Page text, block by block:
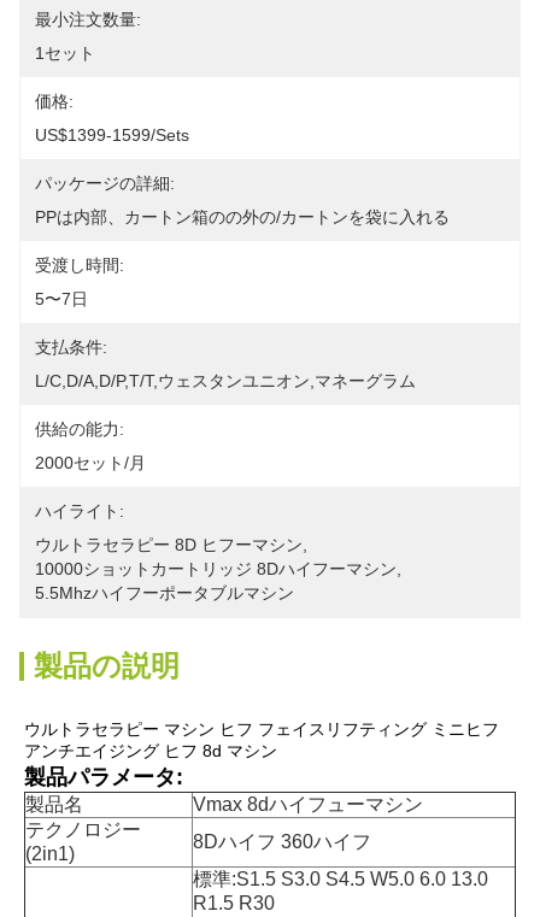
最小注文数量:
1セット
価格:
US$1399-1599/sets
パッケージの詳細:
PPは内部、カートン箱のの外の/カートンを袋に入れる
受渡し時間:
5〜7日
支払条件:
L/C,D/A,D/P,T/T,ウェスタンユニオン,マネーグラム
供給の能力:
2000セット/月
ハイライト:
ウルトラセラピー 8D ヒフーマシン
10000ショットカートリッジ 8Dハイフーマシン
5.5Mhzハイフーポータブルマシン
製品の説明
ウルトラセラピー マシン ヒフ フェイスリフティング ミニヒフ
アンチエイジング ヒフ 8d マシン
製品パラメータ:
製品名
Vmax 8dハイフューマシン
テクノロジー
(2in1)
8Dハイフ 360ハイフ
標準:S1.5 S3.0 S4.5 W5.0 6.0 13.0
R1.5 R30